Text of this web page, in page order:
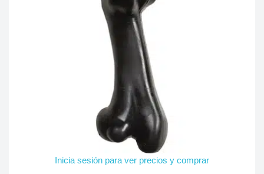
Inicia sesión para ver precios y comprar